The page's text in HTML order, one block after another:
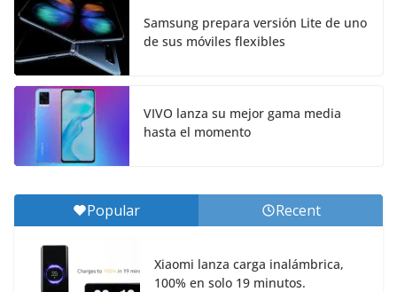
Samsung prepara versión Lite de uno
de sus móviles flexibles
VIVO lanza su mejor gama media
hasta el momento
Popular Recent
Xiaomi lanza carga inalámbrica,
100% en solo 19 minutos.